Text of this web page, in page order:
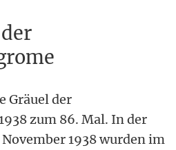
Gräuel der
zum 86. Mal. In der
1938 wurden im